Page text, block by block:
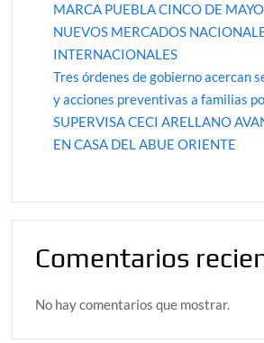
MARCA PUEBLA CINCO DE
NUEVOS MERCADOS
INTERNACIONALES
Tres órdenes de gobierno acercan
y acciones preventivas a familias
SUPERVISA CECI ARELLANO
EN CASA DEL ABUE ORIENTE
Comentarios
No hay comentarios que mostrar.